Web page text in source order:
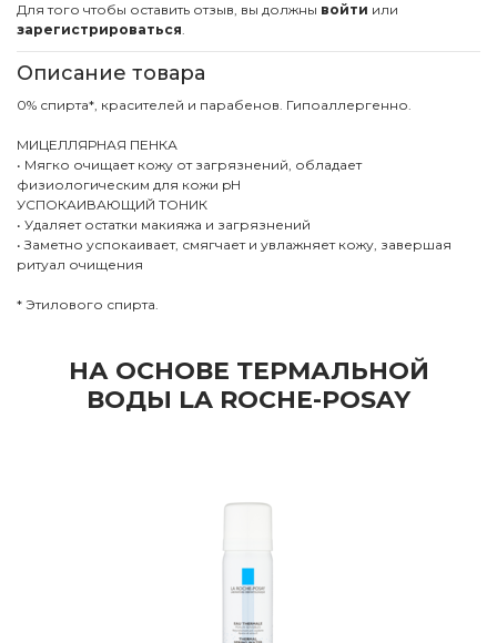
Для того чтобы оставить отзыв, вы должны войти или
зарегистрироваться.
Описание товара
0% спирта*, красителей и парабенов. Гипоаллергенно.
МИЦЕЛЛЯРНАЯ ПЕНКА
• Мягко очищает кожу от загрязнений, обладает
физиологическим для кожи pH
УСПОКАИВАЮЩИЙ ТОНИК
• Удаляет остатки макияжа и загрязнений
• Заметно успокаивает, смягчает и увлажняет кожу, завершая
ритуал очищения
* Этилового спирта.
НА ОСНОВЕ ТЕРМАЛЬНОЙ
ВОДЫ LA ROCHE-POSAY